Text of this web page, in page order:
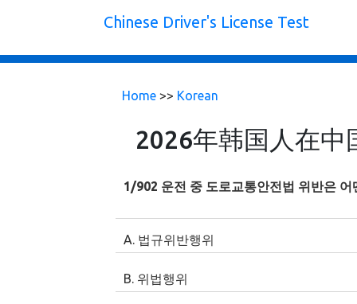
Chinese Driver's License Test
Home >> Korean
2026年韩国人在中
1/902 운전 중 도로교통안전법 위반은 어
A. 법규위반행위
B. 위법행위